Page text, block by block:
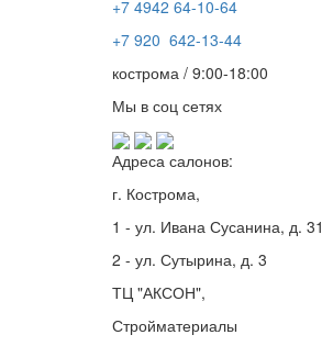
+7 4942 64-10-64
+7 920 642-13-44
кострома / 9:00-18:00
Мы в соц сетях
Адреса салонов:
г. Кострома,
1 - ул. Ивана Сусанина, д. 31
2 - ул. Сутырина, д. 3
ТЦ "АКСОН",
Стройматериалы